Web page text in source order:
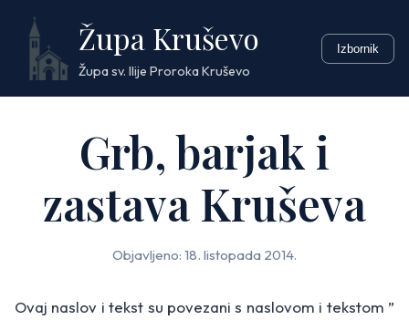
content
Župa Kruševo
Župa sv. Ilije Proroka Kruševo
Izbornik
Grb, barjak i
zastava Kruševa
Objavljeno: 18. listopada 2014.
Ovaj naslov i tekst su povezani s naslovom i tekstom ”